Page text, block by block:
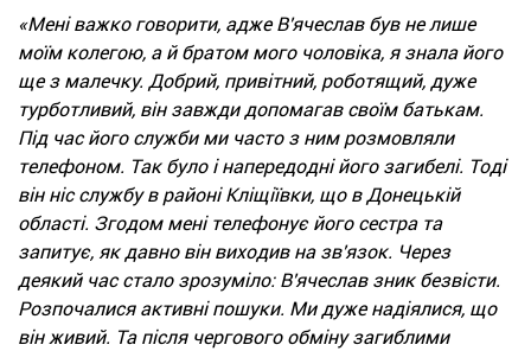
«Мені важко говорити, адже В'ячеслав був не лише
моїм колегою, а й братом мого чоловіка, я знала його
ще з малечку. Добрий, привітний, роботящий, дуже
турботливий, він завжди допомагав своїм батькам.
Під час його служби ми часто з ним розмовляли
телефоном. Так було і напередодні його загибелі. Тоді
він ніс службу в районі Кліщіївки, що в Донецькій
області. Згодом мені телефонує його сестра та
запитує, як давно він виходив на зв'язок. Через
деякий час стало зрозуміло: В'ячеслав зник безвісти.
Розпочалися активні пошуки. Ми дуже надіялися, що
він живий. Та після чергового обміну загиблими